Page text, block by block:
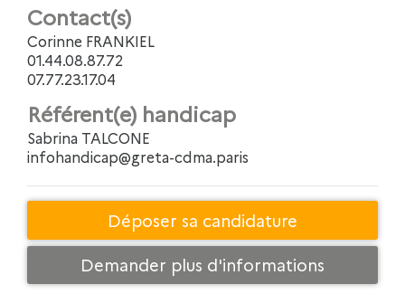
Contact(s)
Corinne FRANKIEL
01.44.08.87.72
07.77.23.17.04
Référent(e) handicap
Sabrina TALCONE
infohandicap@greta-cdma.paris
Déposer sa candidature
Demander plus d'informations